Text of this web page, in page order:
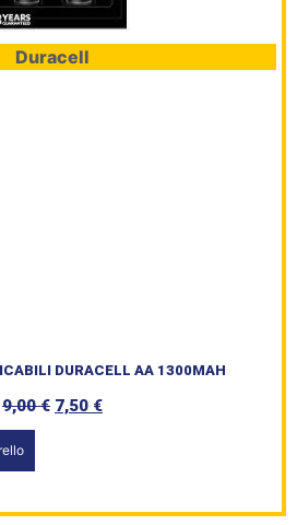
Duracell
DURACELL AA 1300MAH
9,00€ 7,50 €